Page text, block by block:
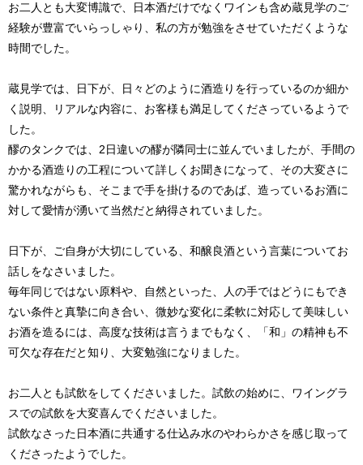
お二人とも大変博識で、日本酒だけでなくワインも含め蔵見学のご
経験が豊富でいらっしゃり、私の方が勉強をさせていただくような
時間でした。
蔵見学では、日下が、日々どのように酒造りを行っているのか細か
く説明、リアルな内容に、お客様も満足してくださっているようで
した。
醪のタンクでは、2日違いの醪が隣同士に並んでいましたが、手間の
かかる酒造りの工程について詳しくお聞きになって、その大変さに
驚かれながらも、そこまで手を掛けるのであば、造っているお酒に
対して愛情が湧いて当然だと納得されていました。
日下が、ご自身が大切にしている、和醸良酒という言葉についてお
話しをなさいました。
毎年同じではない原料や、自然といった、人の手ではどうにもでき
ない条件と真摯に向き合い、微妙な変化に柔軟に対応して美味しい
お酒を造るには、高度な技術は言うまでもなく、「和」の精神も不
可欠な存在だと知り、大変勉強になりました。
お二人とも試飲をしてくださいました。試飲の始めに、ワイングラ
スでの試飲を大変喜んでくださいました。
試飲なさった日本酒に共通する仕込み水のやわらかさを感じ取って
くださったようでした。